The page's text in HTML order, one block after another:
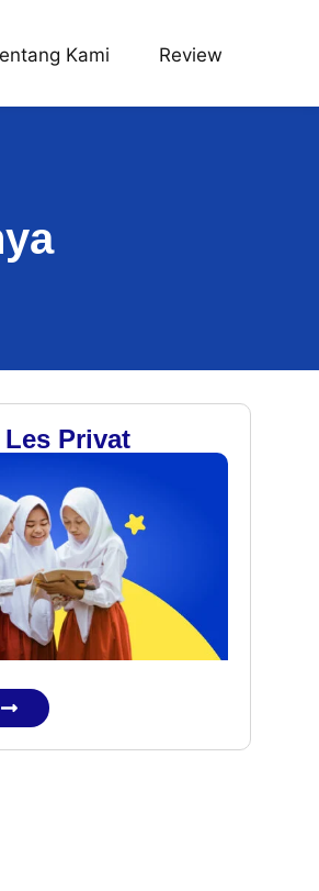
Kami Review
Privat